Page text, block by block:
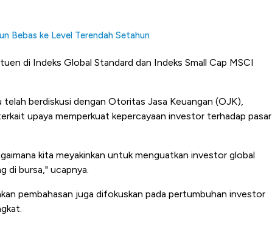
Bebas ke Level Terendah Setahun
di Indeks Global Standard dan Indeks Small Cap MSCI
telah berdiskusi dengan Otoritas Jasa Keuangan (OJK),
upaya memperkuat kepercayaan investor terhadap pasar
kita meyakinkan untuk menguatkan investor global
di bursa," ucapnya.
pembahasan juga difokuskan pada pertumbuhan investor